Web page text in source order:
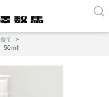
て
50ｍℓ